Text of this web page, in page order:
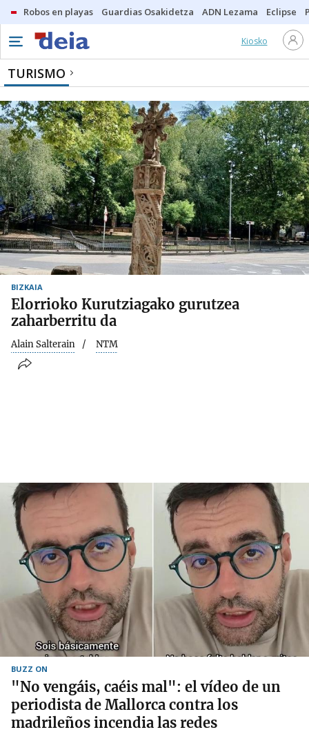
Robos en playas Guardias Osakidetza ADN Lezama Eclipse
Kiosko
TURISMO
BIZKAIA
Elorrioko Kurutziagako gurutzea
zaharberritu da
Alain Salterain NTM
BUZZ ON
"No vengáis, caéis mal": el vídeo de un
periodista de Mallorca contra los
madrileños incendia las redes